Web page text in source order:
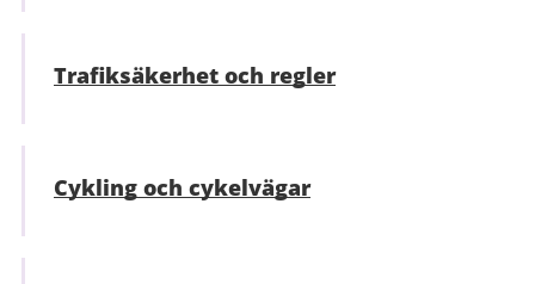
Trafiksäkerhet och regler
Cykling och cykelvägar